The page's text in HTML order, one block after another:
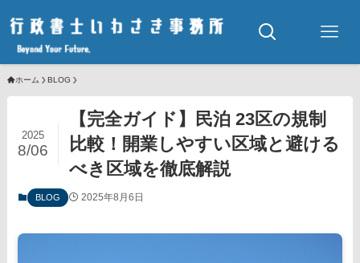
ホーム BLOG
【完全ガイド】民泊 23区の規制
比較！開業しやすい区域と避ける
べき区域を徹底解説
2025
8/06
BLOG 2025年8月6日